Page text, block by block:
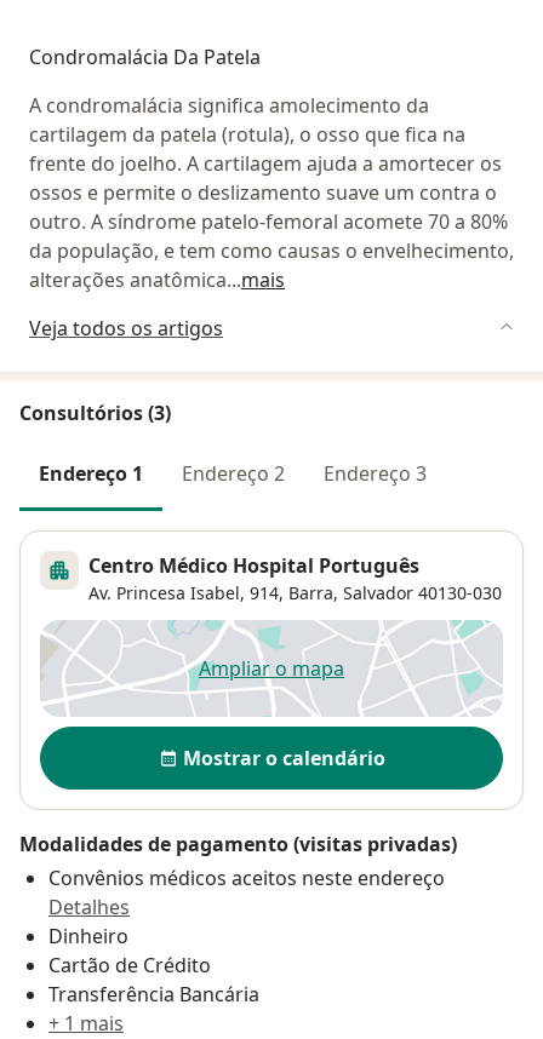
Condromalácia Da Patela
A condromalácia significa amolecimento da
cartilagem da patela (rotula), o osso que fica na
frente do joelho. A cartilagem ajuda a amortecer os
ossos e permite o deslizamento suave um contra o
outro. A síndrome patelo-femoral acomete 70 a 80%
da população, e tem como causas o envelhecimento,
alterações anatômica...mais
Veja todos os artigos
Consultórios (3)
Endereço 1 Endereço 2 Endereço 3
Centro Médico Hospital Português
Av. Princesa Isabel, 914, Barra, Salvador 40130-030
Ampliar o mapaabre num novo separador
Disponibilidade
Mostrar o calendário
Modalidades de pagamento (visitas privadas)
Convênios médicos aceitos neste endereço
Detalhes
Dinheiro
Cartão de Crédito
Transferência Bancária
+ 1 mais